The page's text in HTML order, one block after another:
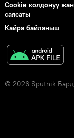
Cookie колдонуу
саясаты
Кайра байланыш
© 2026 Sputnik